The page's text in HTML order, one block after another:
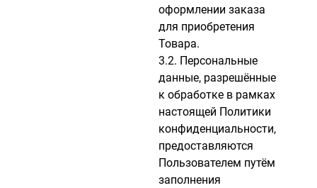
оформлении заказа
для приобретения
Товара.
3.2. Персональные
данные, разрешённые
к обработке в рамках
настоящей Политики
конфиденциальности,
предоставляются
Пользователем путём
заполнения